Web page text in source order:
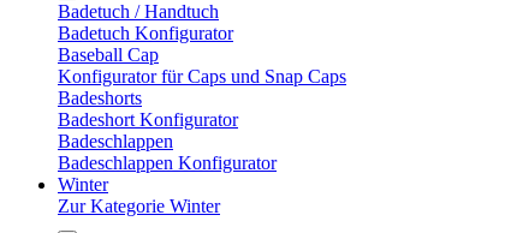
Badetuch / Handtuch
Badetuch Konfigurator
Baseball Cap
Konfigurator für Caps und Snap Caps
Badeshorts
Badeshort Konfigurator
Badeschlappen
Badeschlappen Konfigurator
Winter
Zur Kategorie Winter